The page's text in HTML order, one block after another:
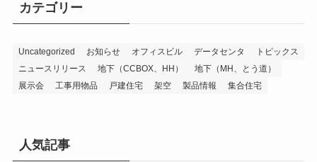
カテゴリー
Uncategorized お知らせ オフィスビル データセンタ
トピックス
ニュースリリース
地下（CCBOX、HH）
地下（MH、とう道）
展示会
工事用物品 戸建住宅 架空 製品情報 集合住宅
人気記事